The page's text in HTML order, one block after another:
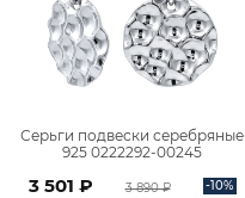
Серьги подвески серебряные
925 0222292-00245
3 501 ₽ 3 890 ₽ -10%